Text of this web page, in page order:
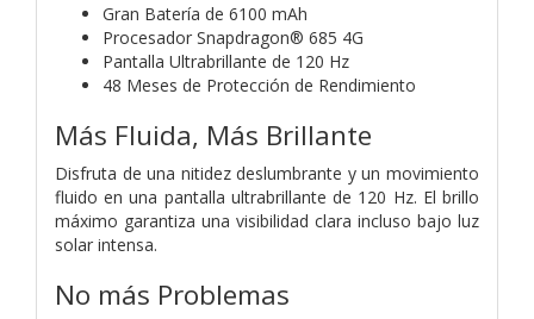
Gran Batería de 6100 mAh
Procesador Snapdragon® 685 4G
Pantalla Ultrabrillante de 120 Hz
48 Meses de Protección de Rendimiento
Más Fluida, Más Brillante
Disfruta de una nitidez deslumbrante y un movimiento
fluido en una pantalla ultrabrillante de 120 Hz. El brillo
máximo garantiza una visibilidad clara incluso bajo luz
solar intensa.
No más Problemas